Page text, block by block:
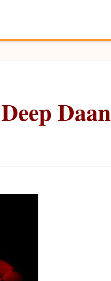
Daan